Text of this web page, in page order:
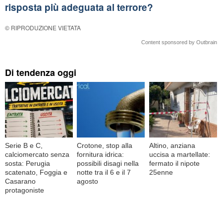
risposta più adeguata al terrore?
© RIPRODUZIONE VIETATA
Content sponsored by Outbrain
Di tendenza oggi
Serie B e C,
calciomercato senza
sosta: Perugia
scatenato, Foggia e
Casarano
protagoniste
Crotone, stop alla
fornitura idrica:
possibili disagi nella
notte tra il 6 e il 7
agosto
Altino, anziana
uccisa a martellate:
fermato il nipote
25enne